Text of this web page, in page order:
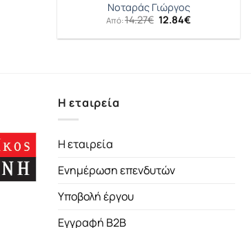
Νοταράς Γιώργος
Από:14.27€ Original
price
was:
12.84€
τιμή
Η εταιρεία
Η εταιρεία
Ενημέρωση επενδυτών
Υποβολή έργου
Εγγραφή B2B